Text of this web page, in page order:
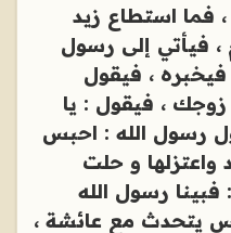
فما استطاع زيد
، فيأتي إلى رسول
فيخبره ، فيقول
، فيقول : يا
رسول الله : احبس
واعتزلها و حلت
رسول الله
يتحدث مع عائشة ،